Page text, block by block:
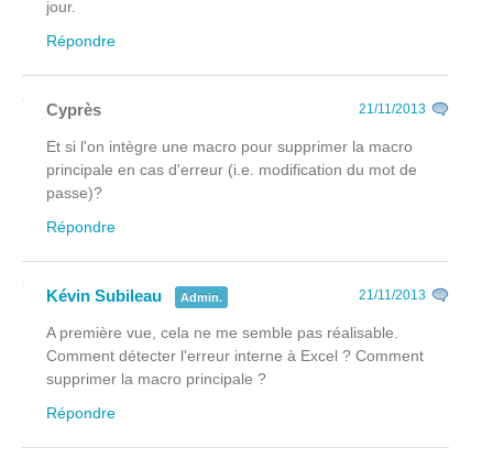
jour.
Répondre
Cyprès 21/11/2013
Et si l'on intègre une macro pour supprimer la macro
principale en cas d'erreur (i.e. modification du mot de
passe)?
Répondre
Kévin Subileau Admin. 21/11/2013
A première vue, cela ne me semble pas réalisable.
Comment détecter l'erreur interne à Excel ? Comment
supprimer la macro principale ?
Répondre